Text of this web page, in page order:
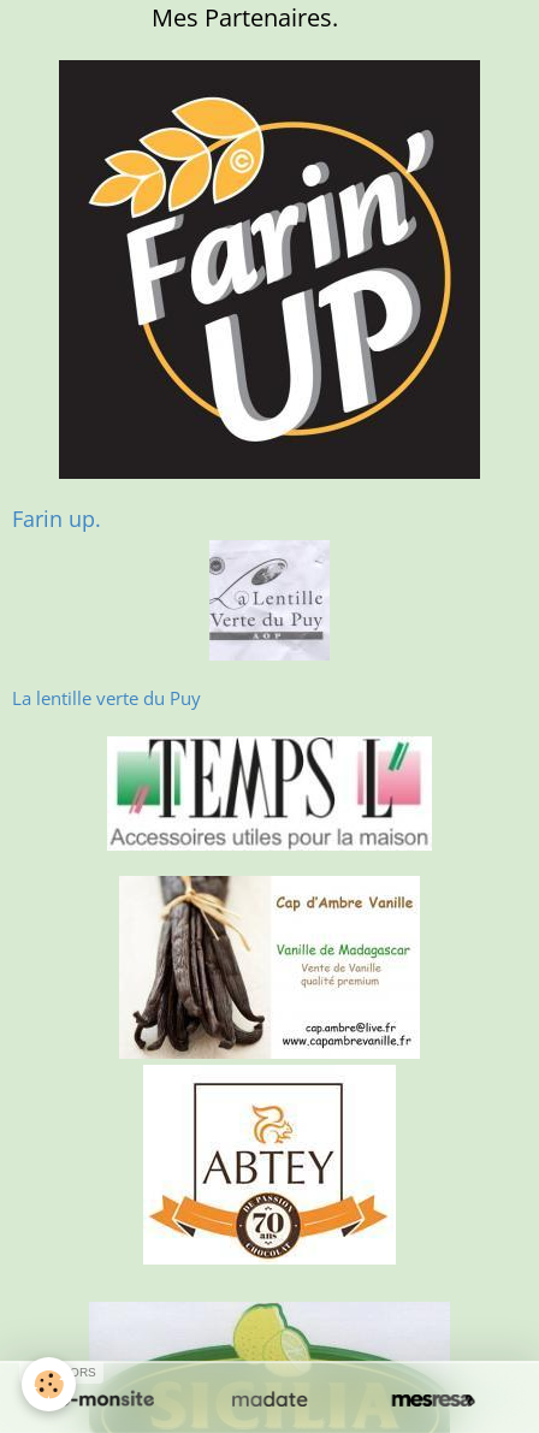
Mes Partenaires.
Farin up.
La lentille verte du Puy
SPONSORS